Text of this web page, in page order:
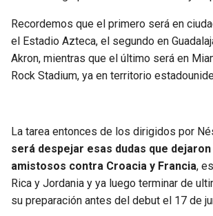
Recordemos que el primero será en
el Estadio Azteca, el segundo en
Akron, mientras que el último será en
Rock Stadium, ya en territorio
La tarea entonces de los dirigidos por
será despejar esas dudas que
amistosos contra Croacia y Francia,
Rica y Jordania y ya luego terminar de
su preparación antes del debut el 17 de